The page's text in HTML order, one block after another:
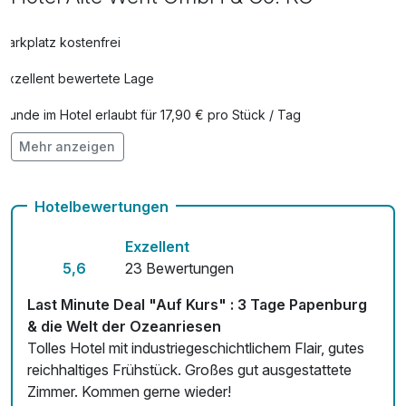
Kneipp Bade Öl
pro Person (1 Tag/e)
Parkplatz kostenfrei
Exzellent bewertete Lage
Hunde im Hotel erlaubt für 17,90 € pro Stück / Tag
Auch vegetarische Speisen
Zimmerservice verfügbar
Mit Hotelbar
Mehr anzeigen
Hotelbewertungen
5,6
Exzellent
23 Bewertungen
Last Minute Deal "Auf Kurs" : 3 Tage Papenburg
& die Welt der Ozeanriesen
Tolles Hotel mit industriegeschichtlichem Flair, gutes
reichhaltiges Frühstück. Großes gut ausgestattete
Zimmer. Kommen gerne wieder!